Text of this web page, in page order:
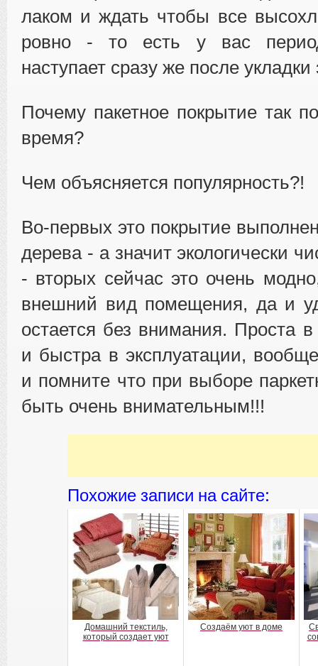
лаком и ждать чтобы все
ровно - то есть у вас период
наступает сразу же после укладки
Почему пакетное покрытие так
время?
Чем объясняется популярность?!
Во-первых это покрытие
дерева - а значит экологически
- вторых сейчас это очень
внешний вид помещения, да и
остается без внимания. Проста в
и быстра в эксплуатации,
и помните что при выборе
быть очень внимательным!!!
Похожие записи на сайте:
Домашний текстиль,
который создает уют
Создаём уют в доме